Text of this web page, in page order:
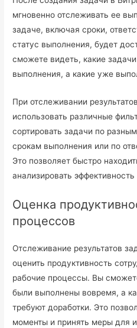
мгновенно отслеживать ее
задаче, включая сроки,
статус выполнения, будет
сможете видеть, какие
выполнения, а какие уже
При отслеживании
использовать различные
сортировать задачи по
срокам выполнения или по
Это позволяет быстро
анализировать
Оценка
процессов
Отслеживание результатов
оценить продуктивность
рабочие процессы. Вы
были выполнены вовремя, а
требуют доработки. Это
моменты и принять меры для